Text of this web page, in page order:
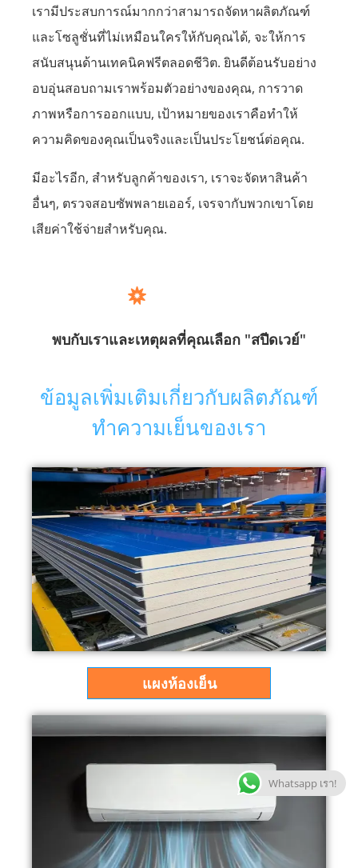
เรามีประสบการณ์มากกว่าสามารถจัดหาผลิตภัณฑ์
และโซลูชั่นที่ไม่เหมือนใครให้กับคุณได้, จะให้การ
สนับสนุนด้านเทคนิคฟรีตลอดชีวิต. ยินดีต้อนรับอย่าง
อบอุ่นสอบถามเราพร้อมตัวอย่างของคุณ, การวาด
ภาพหรือการออกแบบ, เป้าหมายของเราคือทำให้
ความคิดของคุณเป็นจริงและเป็นประโยชน์ต่อคุณ.
มีอะไรอีก, สำหรับลูกค้าของเรา, เราจะจัดหาสินค้า
อื่นๆ, ตรวจสอบซัพพลายเออร์, เจรจากับพวกเขาโดย
เสียค่าใช้จ่ายสำหรับคุณ.
พบกับเราและเหตุผลที่คุณเลือก "สปีดเวย์"
ข้อมูลเพิ่มเติมเกี่ยวกับผลิตภัณฑ์
ทำความเย็นของเรา
แผงห้องเย็น
Whatsapp เรา!